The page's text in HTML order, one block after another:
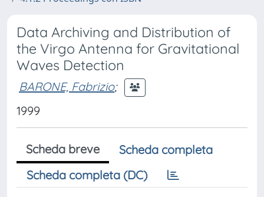
Data Archiving and Distribution of
the Virgo Antenna for Gravitational
Waves Detection
BARONE, Fabrizio;
1999
Scheda breve
Scheda completa
Scheda completa (DC)